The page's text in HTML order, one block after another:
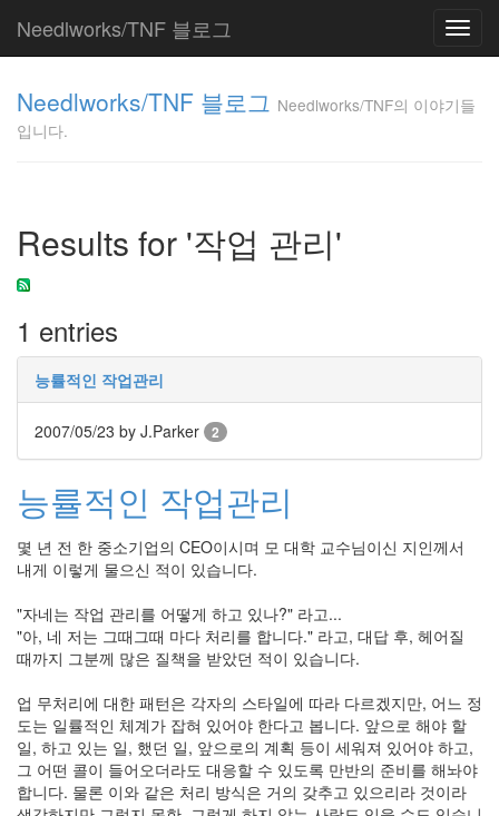
Needlworks/TNF 블로그
Needlworks/TNF 블로그 Needlworks/TNF의 이야기들
입니다.
Results for '작업 관리'
1 entries
능률적인 작업관리
2007/05/23 by J.Parker 2
능률적인 작업관리
몇 년 전 한 중소기업의 CEO이시며 모 대학 교수님이신 지인께서
내게 이렇게 물으신 적이 있습니다.
"자네는 작업 관리를 어떻게 하고 있나?" 라고...
"아, 네 저는 그때그때 마다 처리를 합니다." 라고, 대답 후, 헤어질
때까지 그분께 많은 질책을 받았던 적이 있습니다.
업 무처리에 대한 패턴은 각자의 스타일에 따라 다르겠지만, 어느 정
도는 일률적인 체계가 잡혀 있어야 한다고 봅니다. 앞으로 해야 할
일, 하고 있는 일, 했던 일, 앞으로의 계획 등이 세워져 있어야 하고,
그 어떤 콜이 들어오더라도 대응할 수 있도록 만반의 준비를 해놔야
합니다. 물론 이와 같은 처리 방식은 거의 갖추고 있으리라 것이라
의 이야기들입니
Tag
Cloud
라
틴
메
데
스
자
스
트
론
문
관